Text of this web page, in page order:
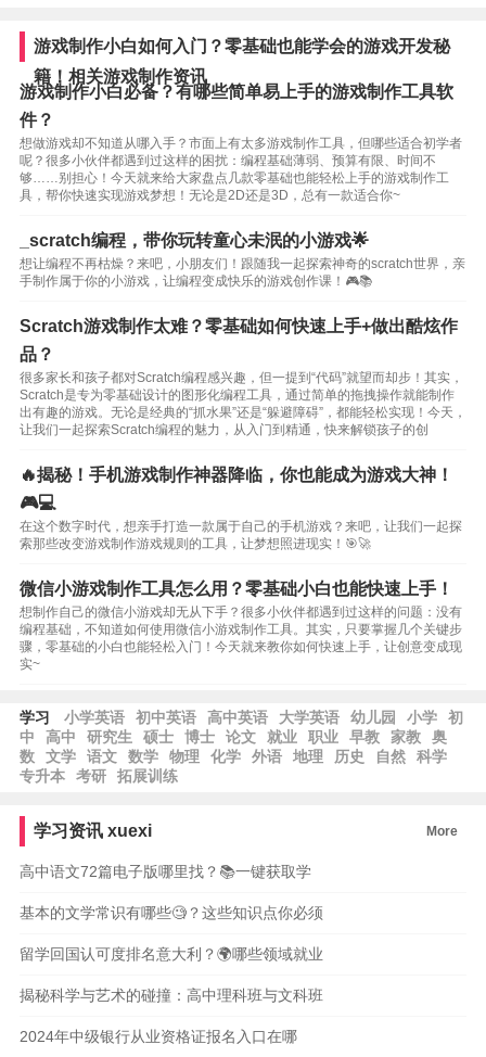
游戏制作小白如何入门？零基础也能学会的游戏开发秘
籍！相关游戏制作资讯
游戏制作小白必备？有哪些简单易上手的游戏制作工具软
件？
想做游戏却不知道从哪入手？市面上有太多游戏制作工具，但哪些适合初学者
呢？很多小伙伴都遇到过这样的困扰：编程基础薄弱、预算有限、时间不
够……别担心！今天就来给大家盘点几款零基础也能轻松上手的游戏制作工
具，帮你快速实现游戏梦想！无论是2D还是3D，总有一款适合你~
_scratch编程，带你玩转童心未泯的小游戏🌟
想让编程不再枯燥？来吧，小朋友们！跟随我一起探索神奇的scratch世界，亲
手制作属于你的小游戏，让编程变成快乐的游戏创作课！🎮📚
Scratch游戏制作太难？零基础如何快速上手+做出酷炫作
品？
很多家长和孩子都对Scratch编程感兴趣，但一提到“代码”就望而却步！其实，
Scratch是专为零基础设计的图形化编程工具，通过简单的拖拽操作就能制作
出有趣的游戏。无论是经典的“抓水果”还是“躲避障碍”，都能轻松实现！今天，
让我们一起探索Scratch编程的魅力，从入门到精通，快来解锁孩子的创
🔥揭秘！手机游戏制作神器降临，你也能成为游戏大神！
🎮💻
在这个数字时代，想亲手打造一款属于自己的手机游戏？来吧，让我们一起探
索那些改变游戏制作游戏规则的工具，让梦想照进现实！🎯🚀
微信小游戏制作工具怎么用？零基础小白也能快速上手！
想制作自己的微信小游戏却无从下手？很多小伙伴都遇到过这样的问题：没有
编程基础，不知道如何使用微信小游戏制作工具。其实，只要掌握几个关键步
骤，零基础的小白也能轻松入门！今天就来教你如何快速上手，让创意变成现
实~
学习 小学英语 初中英语 高中英语 大学英语 幼儿园 小学
初
中
高中 研究生 硕士 博士 论文 就业 职业 早教 家教
奥
数
文学 语文 数学 物理 化学 外语 地理 历史 自然
科学
专升本
考研 拓展训练
学习资讯 xuexi More
高中语文72篇电子版哪里找？📚一键获取学
基本的文学常识有哪些🧐？这些知识点你必须
留学回国认可度排名意大利？🌍哪些领域就业
揭秘科学与艺术的碰撞：高中理科班与文科班
2024年中级银行从业资格证报名入口在哪